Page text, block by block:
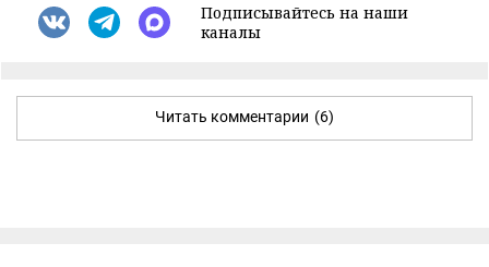
Подписывайтесь на наши
каналы
Читать комментарии (6)